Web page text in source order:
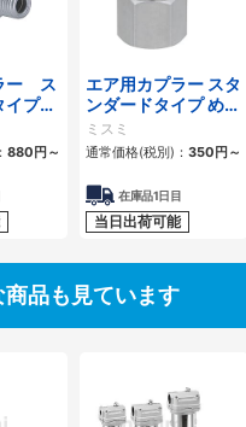
ー ス
イプ
880円～
エア用カプラー スタ
ンダードタイプ めね
じプラグ
ミスミ
通常価格(税別)： 350円～
在庫品1日目
当日出荷可能
品も見ています